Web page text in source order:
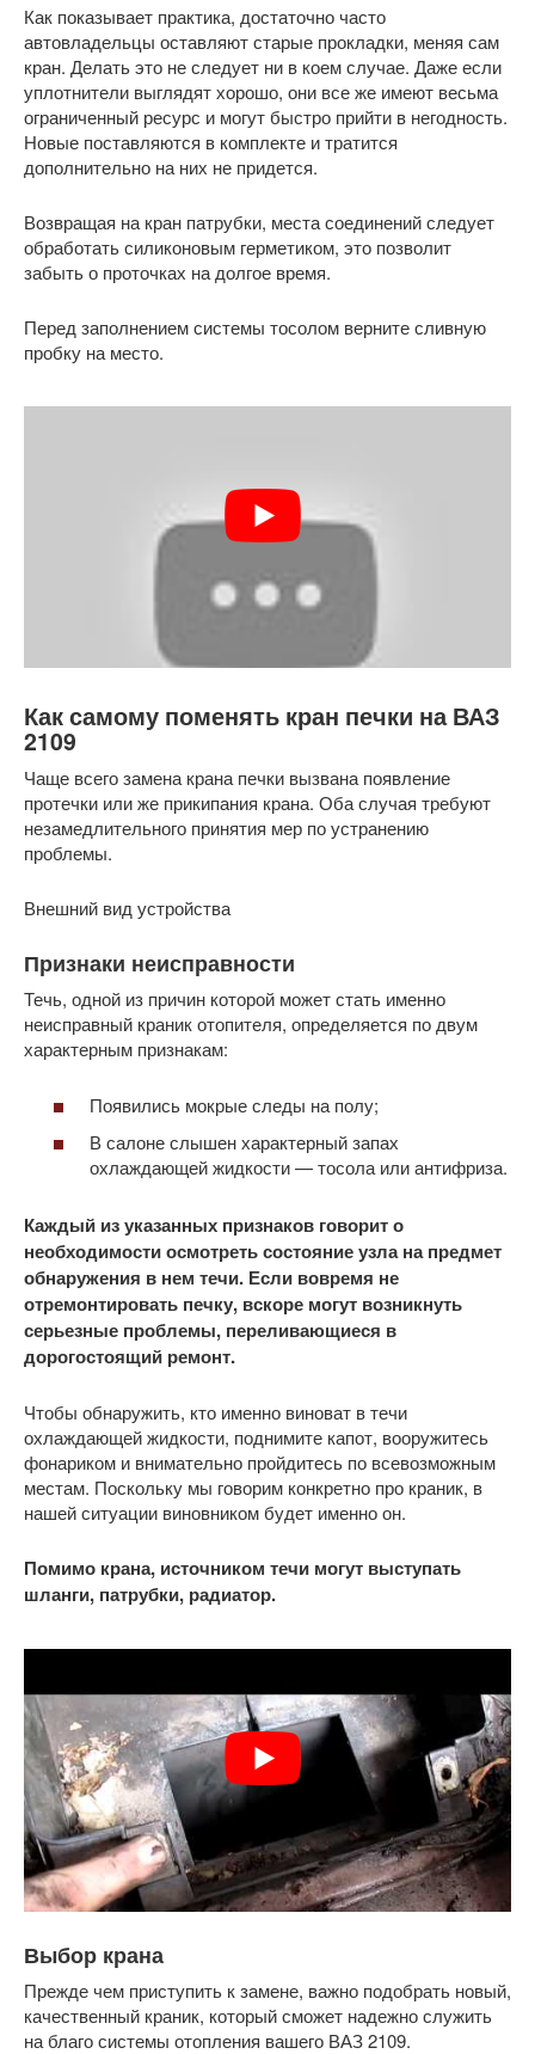
Как показывает практика, достаточно часто
автовладельцы оставляют старые прокладки, меняя сам
кран. Делать это не следует ни в коем случае. Даже если
уплотнители выглядят хорошо, они все же имеют весьма
ограниченный ресурс и могут быстро прийти в негодность.
Новые поставляются в комплекте и тратится
дополнительно на них не придется.
Возвращая на кран патрубки, места соединений следует
обработать силиконовым герметиком, это позволит
забыть о проточках на долгое время.
Перед заполнением системы тосолом верните сливную
пробку на место.
Как самому поменять кран печки на ВАЗ
2109
Чаще всего замена крана печки вызвана появление
протечки или же прикипания крана. Оба случая требуют
незамедлительного принятия мер по устранению
проблемы.
Внешний вид устройства
Признаки неисправности
Течь, одной из причин которой может стать именно
неисправный краник отопителя, определяется по двум
характерным признакам:
Появились мокрые следы на полу;
В салоне слышен характерный запах
охлаждающей жидкости — тосола или антифриза.
Каждый из указанных признаков говорит о
необходимости осмотреть состояние узла на предмет
обнаружения в нем течи. Если вовремя не
отремонтировать печку, вскоре могут возникнуть
серьезные проблемы, переливающиеся в
дорогостоящий ремонт.
Чтобы обнаружить, кто именно виноват в течи
охлаждающей жидкости, поднимите капот, вооружитесь
фонариком и внимательно пройдитесь по всевозможным
местам. Поскольку мы говорим конкретно про краник, в
нашей ситуации виновником будет именно он.
Помимо крана, источником течи могут выступать
шланги, патрубки, радиатор.
Выбор крана
Прежде чем приступить к замене, важно подобрать новый,
качественный краник, который сможет надежно служить
на благо системы отопления вашего ВАЗ 2109.